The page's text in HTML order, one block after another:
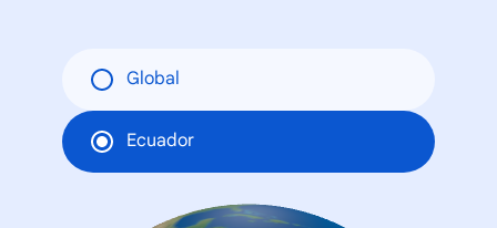
Global
Ecuador